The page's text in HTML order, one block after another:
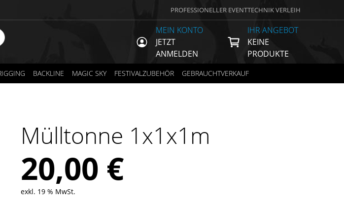
PROFESSIONELLER EVENTTECHNIK VERLEIH
MEIN KONTO
JETZT
ANMELDEN
IHR ANGEBOT
KEINE
PRODUKTE
BACKLINE MAGIC SKY FESTIVALZUBEHÖR GEBRAUCHTVERKAUF
Mülltonne 1x1x1m
20,00 €
exkl. 19 % MwSt.